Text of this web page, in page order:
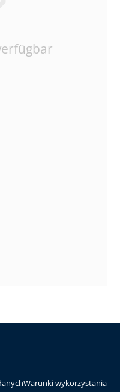
Warunki wykorzystania